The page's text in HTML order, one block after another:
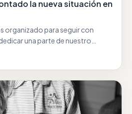
la nueva situación en
organizado para seguir con
una parte de nuestro…